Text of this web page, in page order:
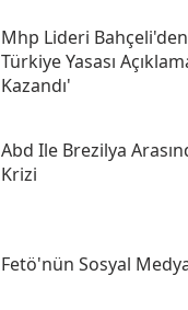
Mhp Lideri
Türkiye Yasası
Kazandı'
Abd Ile Brezilya
Krizi
Fetö'nün Sosyal